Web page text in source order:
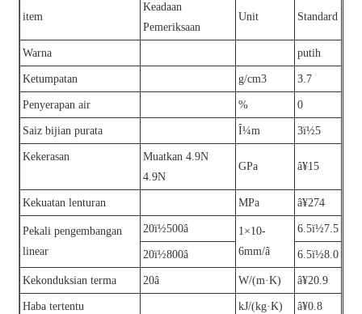
item
Keadaan
Pemeriksaan
Unit Standard
Warna putih
Ketumpatan g/cm3 3.7
Penyerapan air % 0
Saiz bijian purata Î¼m 3ï½5
Kekerasan
Muatkan 4.9N
4.9N
GPa â¥15
Kekuatan lenturan MPa â¥274
Pekali pengembangan
linear
20ï½500â
1×10-
6mm/â
6.5ï½7.5
20ï½800â 6.5ï½8.0
Kekonduksian terma 20â W/(m·K) â¥20.9
Haba tertentu kJ/(kg·K) â¥0.8